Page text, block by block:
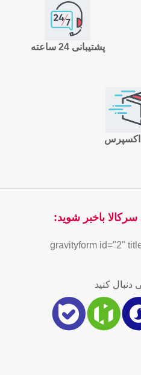
پشتیبانی 24 ساعته
اکسپرس
باخبر شوید:
[gravityform id="2"
دنبال کنید